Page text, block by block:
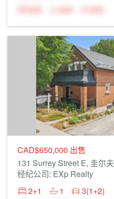
N/A
N/A N/A
CAD$650,000 出售
131 Surrey Street E, 圭尔夫
经纪公司: EXp Realty
2+1
1 3(1+2)